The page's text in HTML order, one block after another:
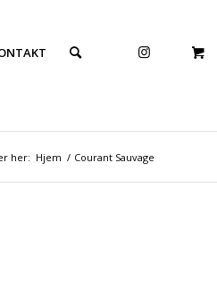
her: Hjem / Courant Sauvage